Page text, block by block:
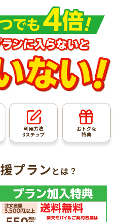
利用方法
3ステップ
おトクな
特典
プラン とは？